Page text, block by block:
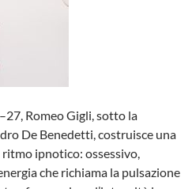
Romeo Gigli, sotto la
De Benedetti, costruisce una
ipnotico: ossessivo,
che richiama la pulsazione